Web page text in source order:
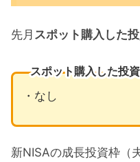
先月 スポット購入した
スポット購入した投
・なし
新NISAの成長投資枠（